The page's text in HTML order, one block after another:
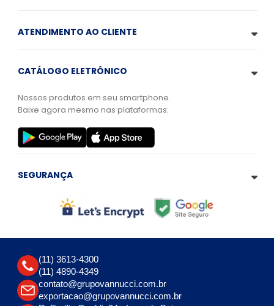
ATENDIMENTO AO CLIENTE
CATÁLOGO ELETRÔNICO
Nossos produtos em seu smartphone.
Baixe agora mesmo nas plataformas:
SEGURANÇA
(11) 3613-4300
(11) 4890-4349
contato@grupovannucci.com.br
exportacao@grupovannucci.com.br